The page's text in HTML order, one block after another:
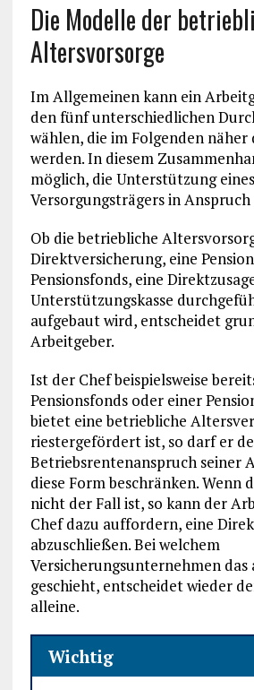
Die Modelle der
Altersvorsorge
Im Allgemeinen kann ein
den fünf unterschiedlichen
wählen, die im Folgenden
werden. In diesem
möglich, die Unterstützung
Versorgungsträgers in
Ob die betriebliche
Direktversicherung, eine
Pensionsfonds, eine
Unterstützungskasse
aufgebaut wird, entscheidet
Arbeitgeber.
Ist der Chef beispielsweise
Pensionsfonds oder einer
bietet eine betriebliche
riestergefördert ist, so darf er
Betriebsrentenanspruch seiner
diese Form beschränken. Wenn
nicht der Fall ist, so kann der
Chef dazu auffordern, eine
abzuschließen. Bei welchem
Versicherungsunternehmen das
geschieht, entscheidet wieder
alleine.
Wichtig